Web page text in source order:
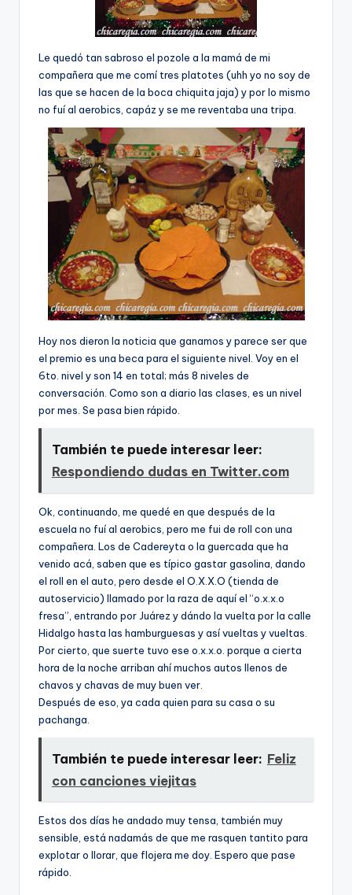
Le quedó tan sabroso el pozole a la mamá de mi
compañera que me comí­ tres platotes (uhh yo no soy de
las que se hacen de la boca chiquita jaja) y por lo mismo
no fuí­ al aerobics, capáz y se me reventaba una tripa.
Hoy nos dieron la noticia que ganamos y parece ser que
el premio es una beca para el siguiente nivel. Voy en el
6to. nivel y son 14 en total; más 8 niveles de
conversación. Como son a diario las clases, es un nivel
por mes. Se pasa bien rápido.
También te puede interesar leer:
Respondiendo dudas en Twitter.com
Ok, continuando, me quedé en que después de la
escuela no fuí­ al aerobics, pero me fui de roll con una
compañera. Los de Cadereyta o la guercada que ha
venido acá, saben que es tí­pico gastar gasolina, dando
el roll en el auto, pero desde el O.X.X.O (tienda de
autoservicio) llamado por la raza de aquí­ el “o.x.x.o
fresa”, entrando por Juárez y dándo la vuelta por la calle
Hidalgo hasta las hamburguesas y así­ vueltas y vueltas.
Por cierto, que suerte tuvo ese o.x.x.o. porque a cierta
hora de la noche arriban ahí­ muchos autos llenos de
chavos y chavas de muy buen ver.
Después de eso, ya cada quien para su casa o su
pachanga.
También te puede interesar leer: Feliz
con canciones viejitas
Estos dos dí­as he andado muy tensa, también muy
sensible, está nadamás de que me rasquen tantito para
explotar o llorar, que flojera me doy. Espero que pase
rápido.